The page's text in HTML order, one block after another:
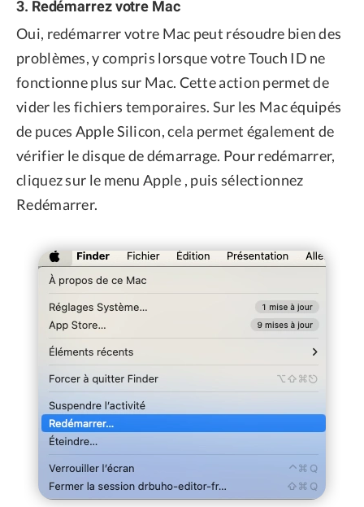
3. Redémarrez votre Mac
Oui, redémarrer votre Mac peut résoudre bien des
problèmes, y compris lorsque votre Touch ID ne
fonctionne plus sur Mac. Cette action permet de
vider les fichiers temporaires. Sur les Mac équipés
de puces Apple Silicon, cela permet également de
vérifier le disque de démarrage. Pour redémarrer,
cliquez sur le menu Apple , puis sélectionnez
Redémarrer.